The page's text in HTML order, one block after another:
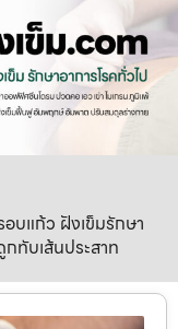
บแก้ว ฝังเข็มรักษา
ทับเส้นประสาท